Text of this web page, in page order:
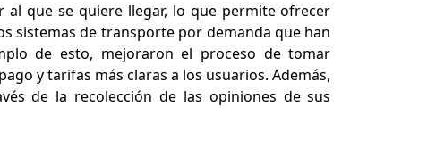
al que se quiere llegar, lo que permite ofrecer
sistemas de transporte por demanda que han
de esto, mejoraron el proceso de tomar
y tarifas más claras a los usuarios. Además,
de la recolección de las opiniones de sus